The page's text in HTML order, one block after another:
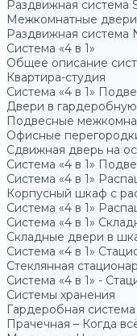
Раздвижная система
Межкомнатные двери
Раздвижная система
Система «4 в 1»
Общее описание
Квартира-студия
Система «4 в 1»
Двери в
Подвесные
Офисные
Сдвижная дверь на
Система «4 в 1»
Система «4 в 1»
Корпусный шкаф с
Система «4 в 1»
Система «4 в 1»
Складные двери в
Система «4 в 1»
Стеклянная
Система «4 в 1» -
Системы хранения
Гардеробная система
Прачечная – Когда